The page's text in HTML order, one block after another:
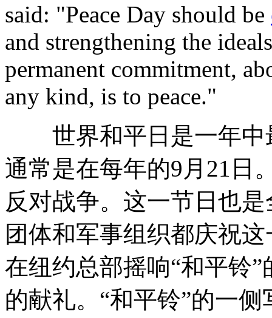
said: "Peace Day should be
and strengthening the
permanent commitment,
any kind, is to peace."
世界和平日是一年中
通常是在每年的9月21日
反对战争。这一节日也
团体和军事组织都庆祝
在纽约总部摇响“和平铃
的献礼。“和平铃”的一